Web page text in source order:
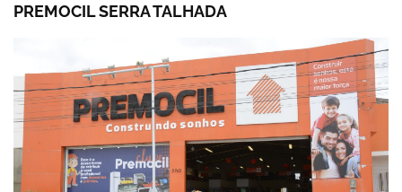
PREMOCIL SERRA TALHADA